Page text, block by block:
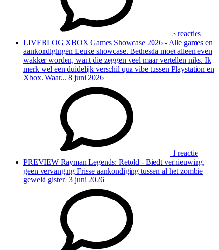
3 reacties
LIVEBLOG XBOX Games Showcase 2026 - Alle games en
aankondigingen Leuke showcase. Bethesda moet alleen even
wakker worden, want die zeggen veel maar vertellen niks. Ik
merk wel een duidelijk verschil qua vibe tussen Playstation en
Xbox. Waar... 8 juni 2026
1 reactie
PREVIEW Rayman Legends: Retold - Biedt vernieuwing,
geen vervanging Frisse aankondiging tussen al het zombie
geweld gister! 3 juni 2026